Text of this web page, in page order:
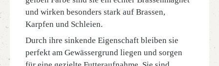
und wirken besonders stark auf Brassen,
Karpfen und Schleien.
Durch ihre sinkende Eigenschaft bleiben sie
perfekt am Gewässergrund liegen und sorgen